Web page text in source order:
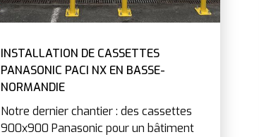
INSTALLATION DE CASSETTES
PANASONIC PACI NX EN BASSE-
NORMANDIE
Notre dernier chantier : des cassettes
900x900 Panasonic pour un bâtiment